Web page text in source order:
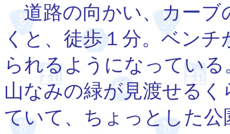
道路の向かい、カーブ
くと、徒歩１分。ベン
られるようになってい
山なみの緑が見渡せる
ていて、ちょっとした